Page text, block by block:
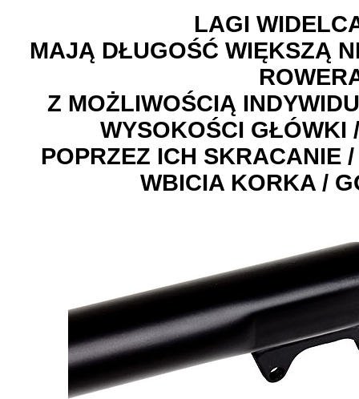
LAGI
MAJĄ DŁUGOŚĆ WIĘKSZĄ
Z MOŻLIWOŚCIĄ
WYSOKOŚCI GŁÓWKI
POPRZEZ ICH SKRACANIE
WBICIA KORKA /